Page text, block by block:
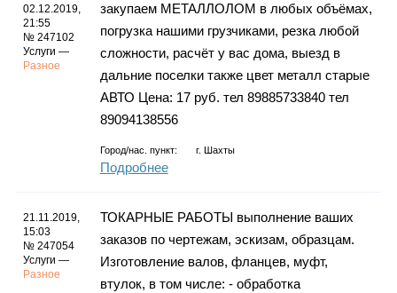
02.12.2019,
21:55
№ 247102
Услуги —
Разное
закупаем МЕТАЛЛОЛОМ в любых объёмах,
погрузка нашими грузчиками, резка любой
сложности, расчёт у вас дома, выезд в
дальние поселки также цвет металл старые
АВТО Цена: 17 руб. тел 89885733840 тел
89094138556
Город/нас. пункт: г. Шахты
Подробнее
21.11.2019,
15:03
№ 247054
Услуги —
Разное
ТОКАРНЫЕ РАБОТЫ выполнение ваших
заказов по чертежам, эскизам, образцам.
Изготовление валов, фланцев, муфт,
втулок, в том числе: - обработка